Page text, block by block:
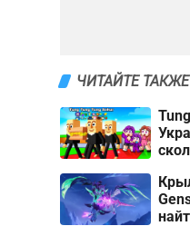
ЧИТАЙТЕ ТАКЖЕ